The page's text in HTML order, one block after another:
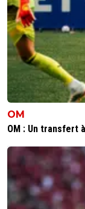
OM
OM : Un transfert